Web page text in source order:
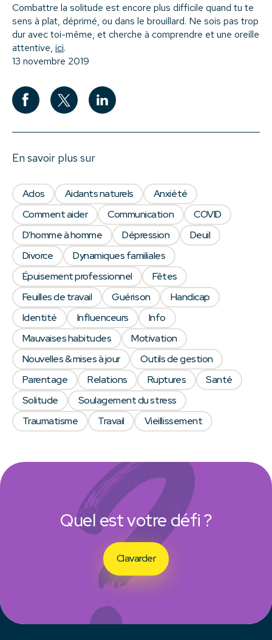
Quel est votre défi ?
Clavarder
Combattre la solitude est encore plus difficile quand tu te
sens à plat, déprimé, ou dans le brouillard. Ne sois pas trop
dur avec toi-même, et cherche à comprendre et une oreille
attentive, ici.
13 novembre 2019
En savoir plus sur
Ados Aidants naturels
Anxiété
Comment aider
Communication
COVID
D'homme à homme
Dépression
Deuil
Divorce
Dynamiques familiales
Épuisement professionnel
Fêtes
Feuilles de travail
Guérison
Handicap
Identité
Influenceurs
Info
Mauvaises habitudes
Motivation
Nouvelles & mises à jour
Outils de gestion
Parentage
Relations Ruptures
Santé
Solitude
Soulagement du stress
Traumatisme
Travail Vieillissement